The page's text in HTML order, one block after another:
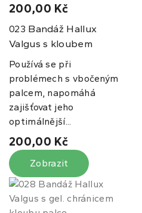
200,00 Kč
023 Bandáž Hallux
Valgus s kloubem
Používá se při
problémech s vbočeným
palcem, napomáhá
zajišťovat jeho
optimálnější...
200,00 Kč
Zobrazit